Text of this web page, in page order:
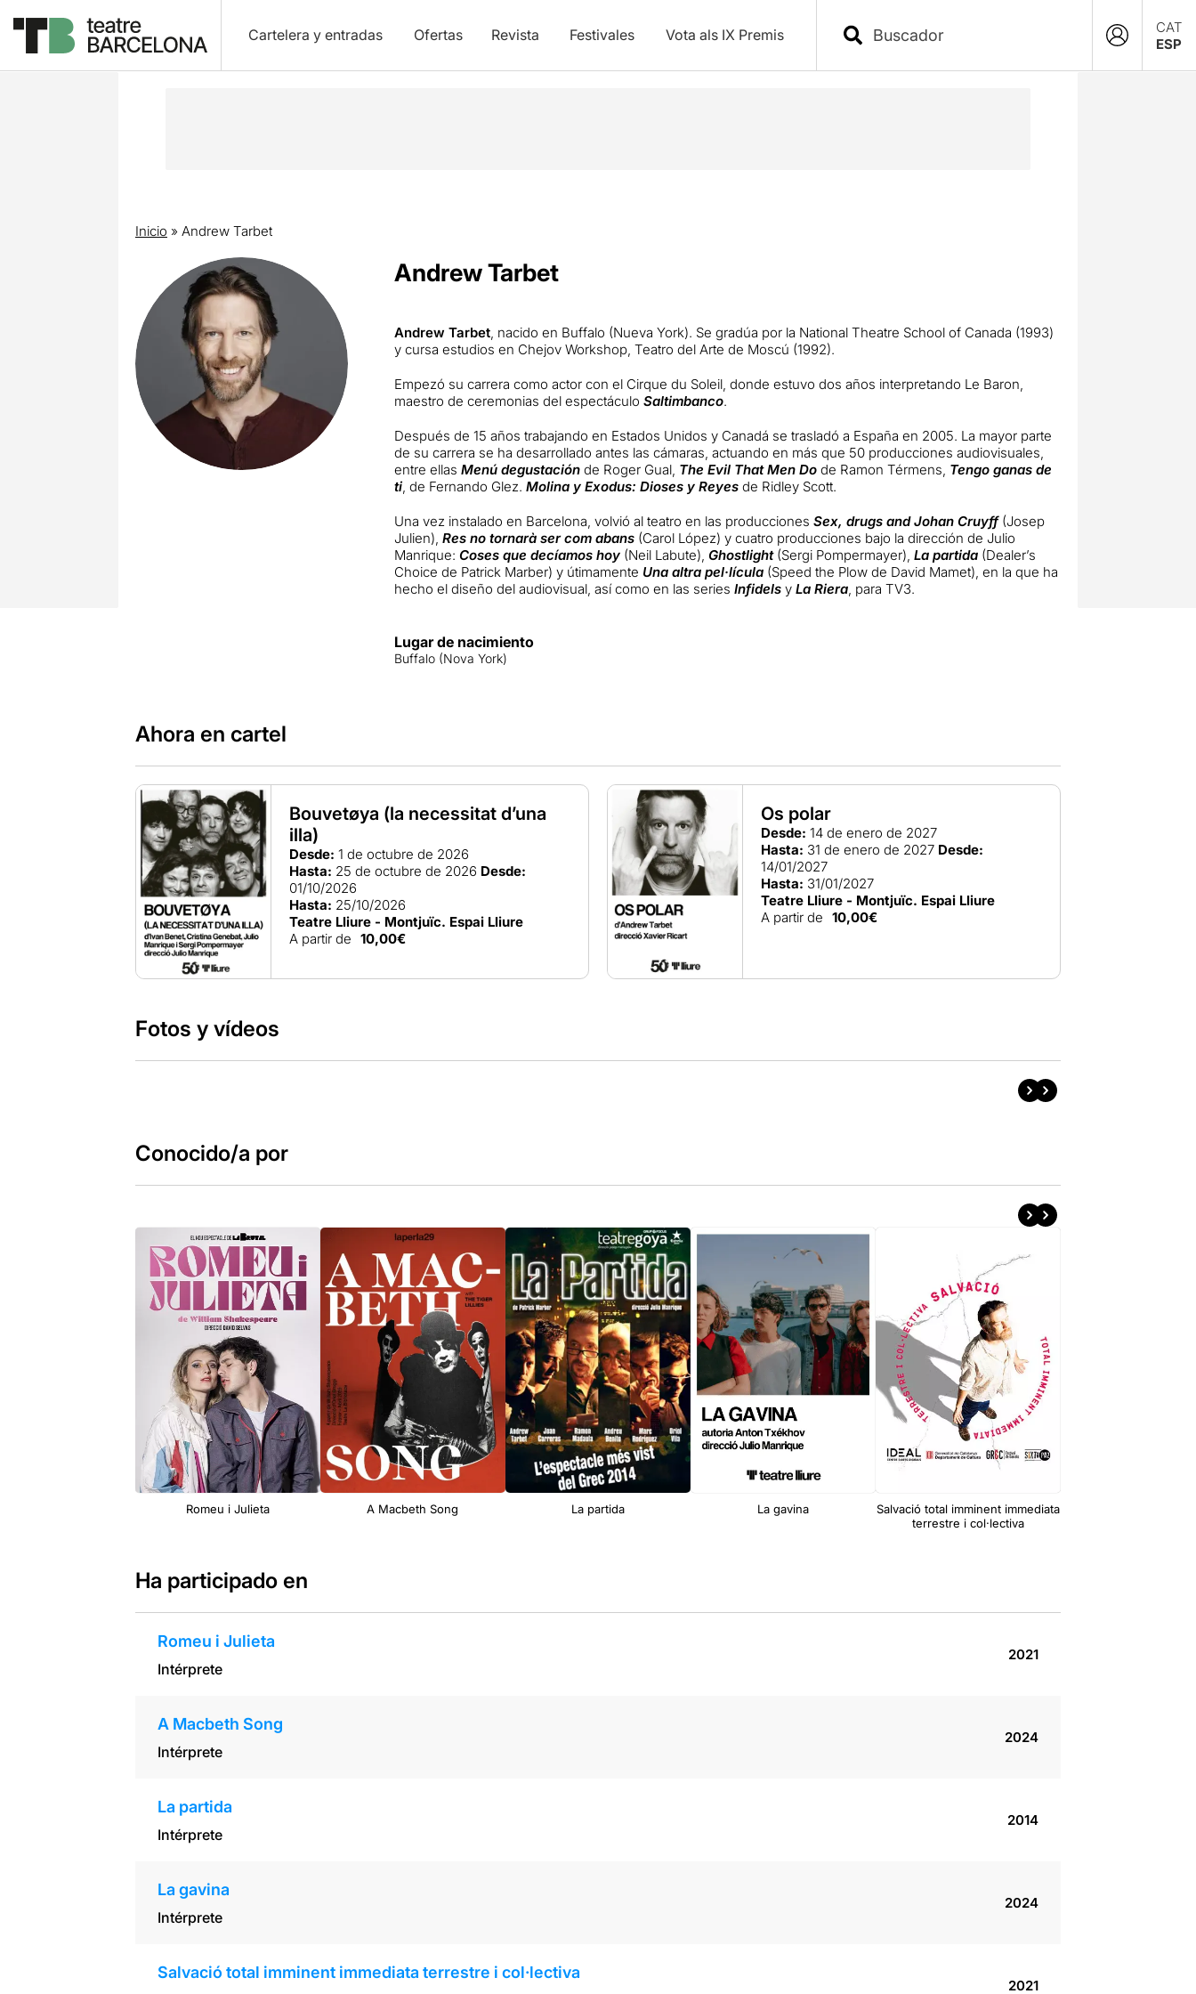
Cartelera y entradas Ofertas Revista Festivales Vota als IX Premis
CAT
ESP
Inicio » Andrew Tarbet
Andrew Tarbet
Andrew Tarbet, nacido en Buffalo (Nueva York). Se gradúa por la National Theatre School of Canada (1993)
y cursa estudios en Chejov Workshop, Teatro del Arte de Moscú (1992).
Empezó su carrera como actor con el Cirque du Soleil, donde estuvo dos años interpretando Le Baron,
maestro de ceremonias del espectáculoSaltimbanco.
Después de 15 años trabajando en Estados Unidos y Canadá se trasladó a España en 2005. La mayor parte
de su carrera se ha desarrollado antes las cámaras, actuando en más que 50 producciones audiovisuales,
entre ellasMenú degustación de Roger Gual, The Evil That Men Do de Ramon Térmens, Tengo ganas de
ti, de Fernando Glez.Molina y Exodus: Dioses y Reyes de Ridley Scott.
Una vez instalado en Barcelona, volvió al teatro en las produccionesSex, drugs and Johan Cruyff (Josep
Julien),Res no tornarà ser com abans (Carol López) y cuatro producciones bajo la dirección de Julio
Manrique:Coses que decíamos hoy (Neil Labute),Ghostlight(Sergi Pompermayer),La partida (Dealer’s
Choice de Patrick Marber) y útimamente Una altra pel·lícula (Speed the Plow de David Mamet), en la que ha
hecho el diseño del audiovisual, así como en las seriesInfidels yLa Riera, para TV3.
Lugar de nacimiento
Buffalo (Nova York)
Ahora en cartel
Bouvetøya (la necessitat d’una
illa)
Desde: 1 de octubre de 2026
Hasta: 25 de octubre de 2026 Desde:
01/10/2026
Hasta: 25/10/2026
Teatre Lliure - Montjuïc. Espai Lliure
A partir de 10,00€
Os polar
Desde: 14 de enero de 2027
Hasta: 31 de enero de 2027 Desde:
14/01/2027
Hasta: 31/01/2027
Teatre Lliure - Montjuïc. Espai Lliure
A partir de 10,00€
Fotos y vídeos
Conocido/a por
Romeu i Julieta A Macbeth Song La partida La gavina
Salvació total imminent immediata
terrestre i col·lectiva
Ha participado en
Romeu i Julieta
Intérprete
2021
A Macbeth Song
Intérprete
2024
La partida
Intérprete
2014
La gavina
Intérprete
2024
Salvació total imminent immediata terrestre i col·lectiva
2021